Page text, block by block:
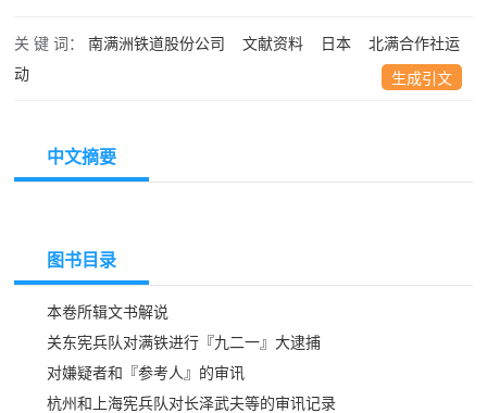
关 键 词： 南满洲铁道股份公司 文献资料 日本
北满合作社运
动
生成引文
中文摘要
图书目录
本卷所辑文书解说
关东宪兵队对满铁进行『九二一』大逮捕
对嫌疑者和『参考人』的审讯
杭州和上海宪兵队对长泽武夫等的审讯记录